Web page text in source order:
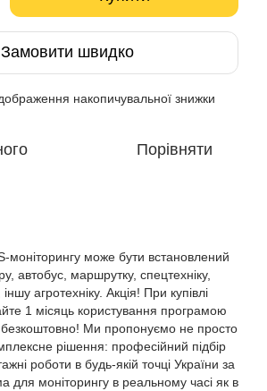
Замовити швидко
накопичувальної знижки
Порівняти
моніторингу може бути встановлений
автобус, маршрутку, спецтехніку,
агротехніку. Акція! При купівлі
1 місяць користування програмою
безкоштовно! Ми пропонуємо не просто
рішення: професійний підбір
роботи в будь-якій точці України за
для моніторингу в реальному часі як в